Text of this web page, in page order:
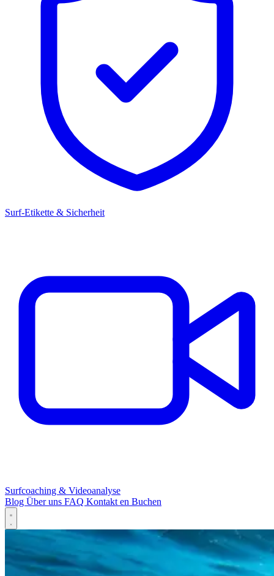
Surf-Etikette & Sicherheit
Surfcoaching & Videoanalyse
Blog Über uns FAQ Kontakten Buchen